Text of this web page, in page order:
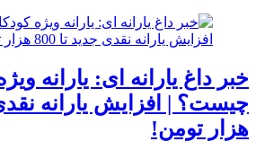
خبر داغ یارانه ای: یارانه
هزار تومن!